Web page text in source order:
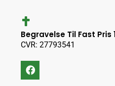
Begravelse Til Fast Pris
CVR: 27793541